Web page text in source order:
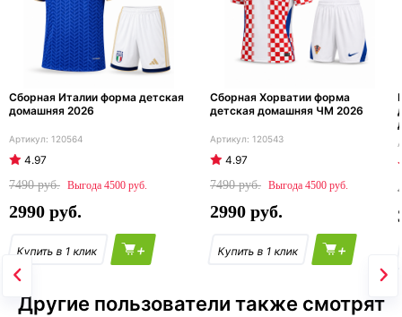
Сборная Италии форма детская
домашняя 2026
120564
4.97
7490
4500
2990
+
Сборная Хорватии форма
детская домашняя ЧМ 2026
120543
4.97
7490
4500
2990
+
Другие пользователи также смотрят